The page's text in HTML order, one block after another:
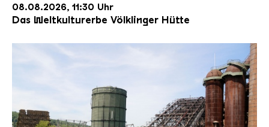
08.08.2026, 11:30 Uhr
Das Weltkulturerbe Völklinger Hütte